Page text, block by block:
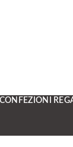
CONFEZIONI